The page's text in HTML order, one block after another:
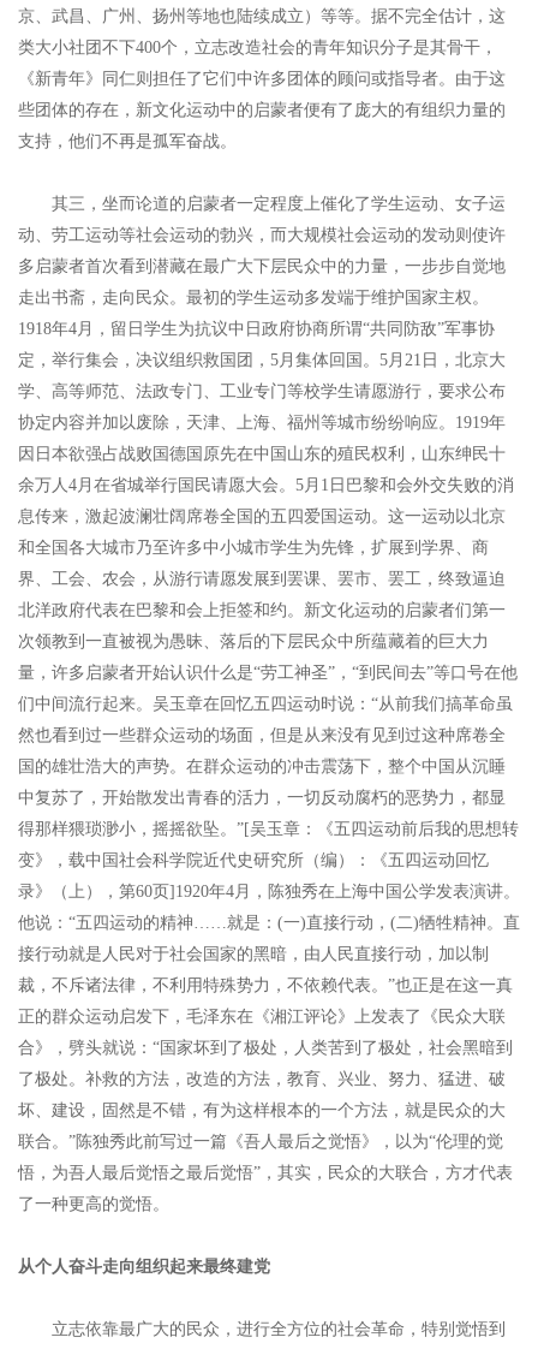
京、武昌、广州、扬州等地也陆续成立）等等。据不完全估计，这
类大小社团不下400个，立志改造社会的青年知识分子是其骨干，
《新青年》同仁则担任了它们中许多团体的顾问或指导者。由于这
些团体的存在，新文化运动中的启蒙者便有了庞大的有组织力量的
支持，他们不再是孤军奋战。
其三，坐而论道的启蒙者一定程度上催化了学生运动、女子运
动、劳工运动等社会运动的勃兴，而大规模社会运动的发动则使许
多启蒙者首次看到潜藏在最广大下层民众中的力量，一步步自觉地
走出书斋，走向民众。最初的学生运动多发端于维护国家主权。
1918年4月，留日学生为抗议中日政府协商所谓“共同防敌”军事协
定，举行集会，决议组织救国团，5月集体回国。5月21日，北京大
学、高等师范、法政专门、工业专门等校学生请愿游行，要求公布
协定内容并加以废除，天津、上海、福州等城市纷纷响应。1919年
因日本欲强占战败国德国原先在中国山东的殖民权利，山东绅民十
余万人4月在省城举行国民请愿大会。5月1日巴黎和会外交失败的消
息传来，激起波澜壮阔席卷全国的五四爱国运动。这一运动以北京
和全国各大城市乃至许多中小城市学生为先锋，扩展到学界、商
界、工会、农会，从游行请愿发展到罢课、罢市、罢工，终致逼迫
北洋政府代表在巴黎和会上拒签和约。新文化运动的启蒙者们第一
次领教到一直被视为愚昧、落后的下层民众中所蕴藏着的巨大力
量，许多启蒙者开始认识什么是“劳工神圣”，“到民间去”等口号在他
们中间流行起来。吴玉章在回忆五四运动时说：“从前我们搞革命虽
然也看到过一些群众运动的场面，但是从来没有见到过这种席卷全
国的雄壮浩大的声势。在群众运动的冲击震荡下，整个中国从沉睡
中复苏了，开始散发出青春的活力，一切反动腐朽的恶势力，都显
得那样猥琐渺小，摇摇欲坠。”[吴玉章：《五四运动前后我的思想转
变》，载中国社会科学院近代史研究所（编）：《五四运动回忆
录》（上），第60页]1920年4月，陈独秀在上海中国公学发表演讲。
他说：“五四运动的精神……就是：(一)直接行动，(二)牺牲精神。直
接行动就是人民对于社会国家的黑暗，由人民直接行动，加以制
裁，不斥诸法律，不利用特殊势力，不依赖代表。”也正是在这一真
正的群众运动启发下，毛泽东在《湘江评论》上发表了《民众大联
合》，劈头就说：“国家坏到了极处，人类苦到了极处，社会黑暗到
了极处。补救的方法，改造的方法，教育、兴业、努力、猛进、破
坏、建设，固然是不错，有为这样根本的一个方法，就是民众的大
联合。”陈独秀此前写过一篇《吾人最后之觉悟》，以为“伦理的觉
悟，为吾人最后觉悟之最后觉悟”，其实，民众的大联合，方才代表
了一种更高的觉悟。
从个人奋斗走向组织起来最终建党
立志依靠最广大的民众，进行全方位的社会革命，特别觉悟到